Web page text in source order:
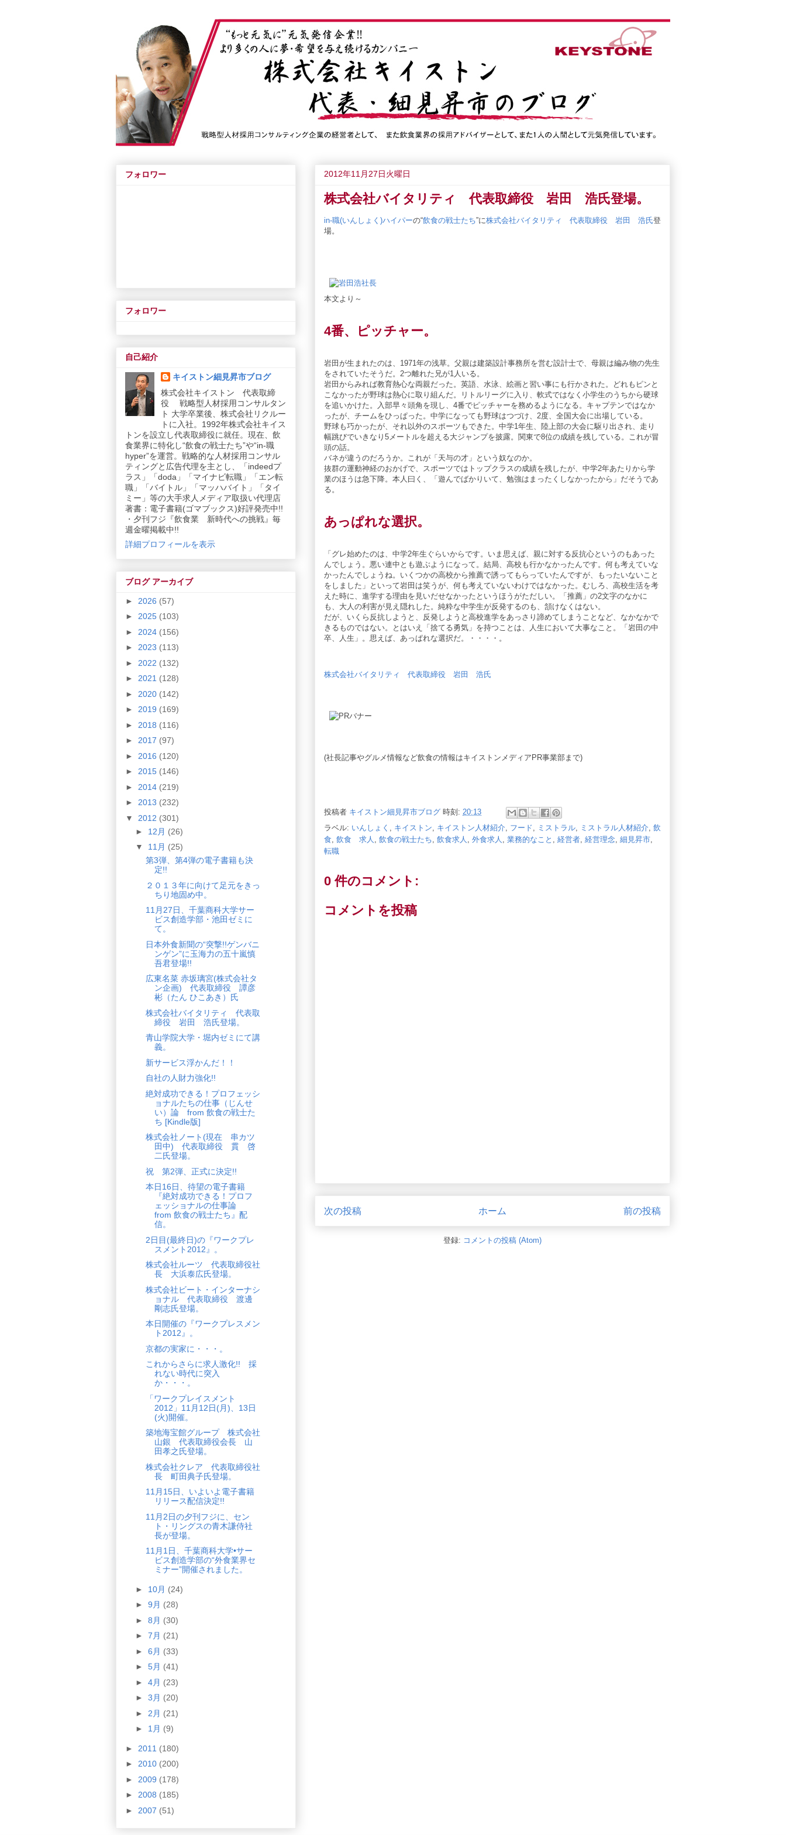
2012年11月27日火曜日
株式会社バイタリティ 代表取締役 岩田 浩氏登場。
in-職(いんしょく)ハイパーの“飲食の戦士たち”に株式会社バイタリティ 代表取締役 岩田 浩氏登
場。
本文より～
4番、ピッチャー。
岩田が生まれたのは、1971年の浅草。父親は建築設計事務所を営む設計士で、母親は編み物の先生
をされていたそうだ。2つ離れた兄が1人いる。
岩田からみれば教育熱心な両親だった。英語、水泳、絵画と習い事にも行かされた。どれもピンと
こなかったが野球は熱心に取り組んだ。リトルリーグに入り、軟式ではなく小学生のうちから硬球
を追いかけた。入部早々頭角を現し、4番でピッチャーを務めるようになる。キャプテンではなか
ったが、チームをひっぱった。中学になっても野球はつづけ、2度、全国大会に出場している。
野球も巧かったが、それ以外のスポーツもできた。中学1年生、陸上部の大会に駆り出され、走り
幅跳びでいきなり5メートルを超える大ジャンプを披露。関東で8位の成績を残している。これが冒
頭の話。
バネが違うのだろうか。これが「天与の才」という奴なのか。
抜群の運動神経のおかげで、スポーツではトップクラスの成績を残したが、中学2年あたりから学
業のほうは急下降。本人曰く、「遊んでばかりいて、勉強はまったくしなかったから」だそうであ
る。
あっぱれな選択。
「グレ始めたのは、中学2年生ぐらいからです。いま思えば、親に対する反抗心というのもあった
んでしょう。悪い連中とも遊ぶようになって。結局、高校も行かなかったんです。何も考えていな
かったんでしょうね。いくつかの高校から推薦で誘ってもらっていたんですが、もったいないこと
をしました」といって岩田は笑うが、何も考えていないわけではなかった。むしろ、高校生活を考
えた時に、進学する理由を見いだせなかったというほうがただしい。「推薦」の2文字のなかに
も、大人の利害が見え隠れした。純粋な中学生が反発するのも、頷けなくはない。
だが、いくら反抗しようと、反発しようと高校進学をあっさり諦めてしまうことなど、なかなかで
きるものではない。とはいえ「捨てる勇気」を持つことは、人生において大事なこと。「岩田の中
卒、人生」。思えば、あっぱれな選択だ。・・・・。
株式会社バイタリティ 代表取締役 岩田 浩氏
(社長記事やグルメ情報など飲食の情報はキイストンメディアPR事業部まで)
投稿者 キイストン細見昇市ブログ 時刻: 20:13
ラベル: いんしょく , キイストン, キイストン人材紹介, フード, ミストラル, ミストラル人材紹介, 飲
食, 飲食 求人 , 飲食の戦士たち, 飲食求人 , 外食求人 , 業務的なこと , 経営者, 経営理念, 細見昇市,
転職
0 件のコメント:
コメントを投稿
次の投稿 前の投稿
ホーム
登録: コメントの投稿 (Atom)
フォロワー
フォロワー
自己紹介
キイストン細見昇市ブログ
株式会社キイストン 代表取締
役 戦略型人材採用コンサルタン
ト 大学卒業後、株式会社リクルー
トに入社。1992年株式会社キイス
トンを設立し代表取締役に就任。現在、飲
食業界に特化し“飲食の戦士たち”や“in-職
hyper”を運営。戦略的な人材採用コンサル
ティングと広告代理を主とし、「indeedプ
ラス」「doda」「マイナビ転職」「エン転
職」「バイトル」「マッハバイト」「タイ
ミー」等の大手求人メディア取扱い代理店
著書：電子書籍(ゴマブックス)好評発売中!!
・夕刊フジ『飲食業 新時代への挑戦』毎
週金曜掲載中!!
詳細プロフィールを表示
ブログ アーカイブ
► 2026 (57)
► 2025 (103)
► 2024 (156)
► 2023 (113)
► 2022 (132)
► 2021 (128)
► 2020 (142)
► 2019 (169)
► 2018 (116)
► 2017 (97)
► 2016 (120)
► 2015 (146)
► 2014 (219)
► 2013 (232)
▼ 2012 (301)
► 12月 (26)
▼ 11月 (25)
第3弾、第4弾の電子書籍も決
定!!
２０１３年に向けて足元をきっ
ちり地固め中。
11月27日、千葉商科大学サー
ビス創造学部・池田ゼミに
て。
日本外食新聞の“突撃!!ゲンバニ
ンゲン”に玉海力の五十嵐慎
吾君登場!!
広東名菜 赤坂璃宮(株式会社タ
ン企画) 代表取締役 譚彦
彬（たん ひこあき）氏
株式会社バイタリティ 代表取
締役 岩田 浩氏登場。
青山学院大学・堀内ゼミにて講
義。
新サービス浮かんだ！！
自社の人財力強化!!
絶対成功できる！プロフェッシ
ョナルたちの仕事（じんせ
い）論 from 飲食の戦士た
ち [Kindle版]
株式会社ノート(現在 串カツ
田中) 代表取締役 貫 啓
二氏登場。
祝 第2弾、正式に決定!!
本日16日、待望の電子書籍
『絶対成功できる！プロフ
ェッショナルの仕事論
from 飲食の戦士たち』配
信。
2日目(最終日)の『ワークプレ
スメント2012』。
株式会社ルーツ 代表取締役社
長 大浜泰広氏登場。
株式会社ビート・インターナシ
ョナル 代表取締役 渡邊
剛志氏登場。
本日開催の『ワークプレスメン
ト2012』。
京都の実家に・・・。
これからさらに求人激化!! 採
れない時代に突入
か・・・。
「ワークプレイスメント
2012」11月12日(月)、13日
(火)開催。
築地海宝館グループ 株式会社
山銀 代表取締役会長 山
田孝之氏登場。
株式会社クレア 代表取締役社
長 町田典子氏登場。
11月15日、いよいよ電子書籍
リリース配信決定!!
11月2日の夕刊フジに、セン
ト・リングスの青木謙侍社
長が登場。
11月1日、千葉商科大学•サー
ビス創造学部の“外食業界セ
ミナー”開催されました。
► 10月 (24)
► 9月 (28)
► 8月 (30)
► 7月 (21)
► 6月 (33)
► 5月 (41)
► 4月 (23)
► 3月 (20)
► 2月 (21)
► 1月 (9)
► 2011 (180)
► 2010 (200)
► 2009 (178)
► 2008 (185)
► 2007 (51)